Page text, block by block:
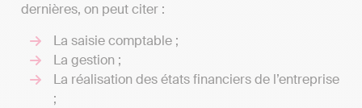
dernières, on peut citer :
La saisie comptable ;
La gestion ;
La réalisation des états financiers de l’entreprise
;